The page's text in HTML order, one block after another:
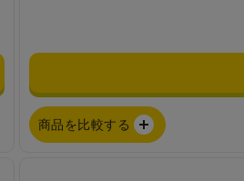
商品を比較する